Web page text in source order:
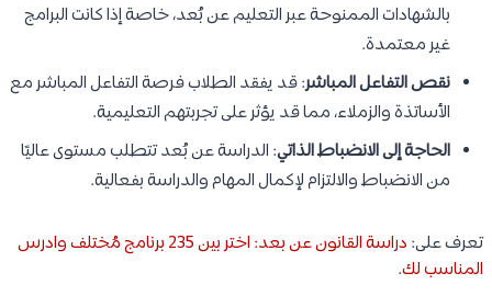
بالشهادات الممنوحة عبر التعليم عن بُعد، خاصة إذا كانت البرامج
غير معتمدة.
نقص التفاعل المباشر: قد يفقد الطلاب فرصة التفاعل المباشر مع
الأساتذة والزملاء، مما قد يؤثر على تجربتهم التعليمية.
الحاجة إلى الانضباط الذاتي: الدراسة عن بُعد تتطلب مستوى عاليًا
من الانضباط والالتزام لإكمال المهام والدراسة بفعالية.
تعرف على:
دراسة القانون عن بعد: اختر بين 235 برنامج مُختلف وادرس
المناسب لك.